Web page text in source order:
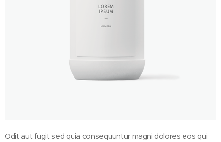
Odit aut fugit sed quia consequuntur magni dolores eos qui